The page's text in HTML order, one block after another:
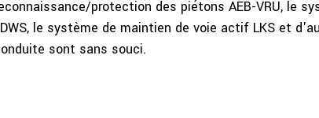
protection des piétons AEB-VRU, le
le système de maintien de voie actif LKS et
sont sans souci.